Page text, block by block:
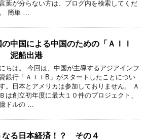
葉が分らない方は、ブログ内を検索してくだ
簡単 …
の中国による中国のための「ＡＩＩ
泥船出港
ちは。 今回は、中国が主導するアジアインフ
銀行「ＡＩＩB」がスタートしたことについ
。日本とアメリカは参加しておりません。 Ａ
Ｂは創立初年度に最大１０件のプロジェクト、
ドルの …
なる日本経済！？ その４